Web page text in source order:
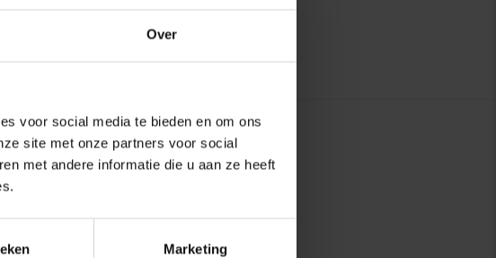
Over
voor social media te bieden en om ons
site met onze partners voor social
met andere informatie die u aan ze heeft
Marketing